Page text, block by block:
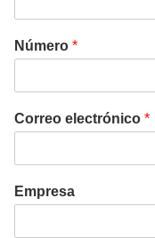
Número *
Correo electrónico *
Empresa